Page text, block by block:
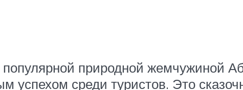
природной жемчужиной
успехом среди туристов. Это